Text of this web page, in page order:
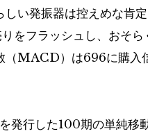
い発振器は控えめな肯
をフラッシュし、おそ
（MACD）は696に購入
発行した100期の単純移